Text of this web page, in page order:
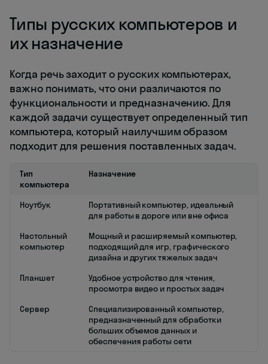
Типы русских компьютеров и
их назначение
Когда речь заходит о русских компьютерах,
важно понимать, что они различаются по
функциональности и предназначению. Для
каждой задачи существует определенный тип
компьютера, который наилучшим образом
подходит для решения поставленных задач.
Тип
компьютера
Назначение
Ноутбук
Портативный компьютер, идеальный
для работы в дороге или вне офиса
Настольный
компьютер
Мощный и расширяемый компьютер,
подходящий для игр, графического
дизайна и других тяжелых задач
Планшет
Удобное устройство для чтения,
просмотра видео и простых задач
Сервер
Специализированный компьютер,
предназначенный для обработки
больших объемов данных и
обеспечения работы сети